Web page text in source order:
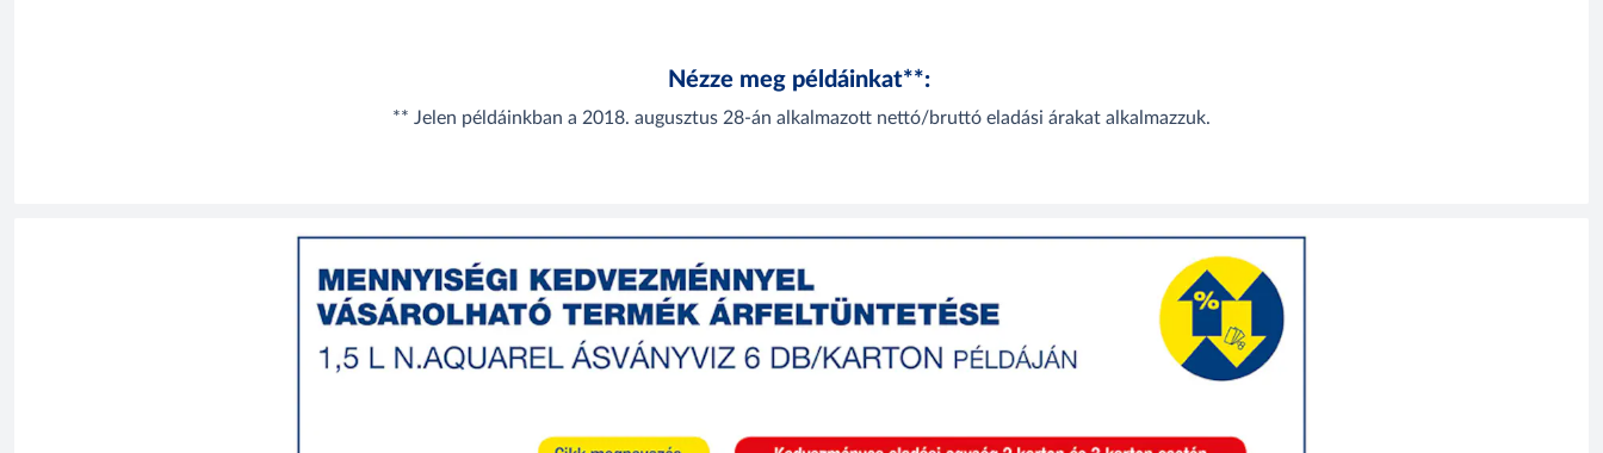
Nézze meg példáinkat**:
** Jelen példáinkban a 2018. augusztus 28-án alkalmazott nettó/bruttó eladási árakat alkalmazzuk.